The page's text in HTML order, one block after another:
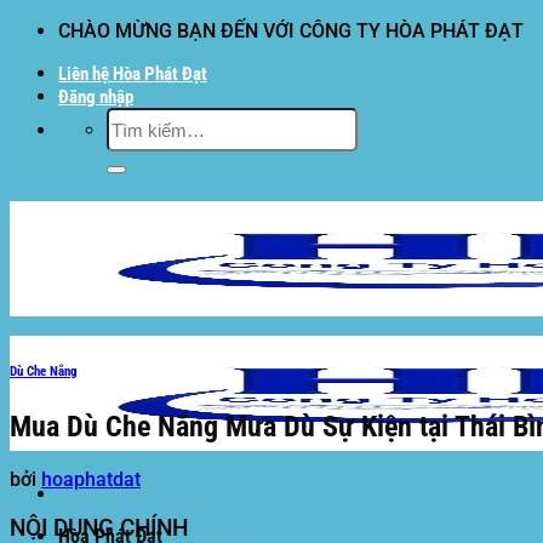
dung
CHÀO MỪNG BẠN ĐẾN VỚI CÔNG TY HÒA PHÁT ĐẠT
Liên hệ Hòa Phát Đạt
Đăng nhập
Tìm
kiếm:
Hòa Phát Đạt
Dù Che Nắng
Mua Dù Che Nắng Mưa Dù Sự Kiện tại Thái
bởi hoaphatdat
NỘI DUNG CHÍNH